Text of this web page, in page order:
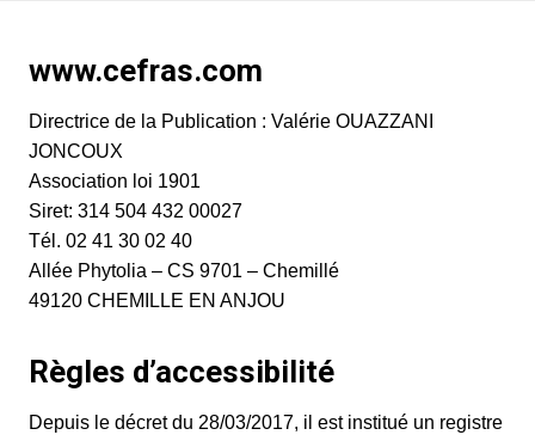
www.cefras.com
Directrice de la Publication : Valérie OUAZZANI
JONCOUX
Association loi 1901
Siret: 314 504 432 00027
Tél. 02 41 30 02 40
Allée Phytolia – CS 9701 – Chemillé
49120 CHEMILLE EN ANJOU
Règles d’accessibilité
Depuis le décret du 28/03/2017, il est institué un registre